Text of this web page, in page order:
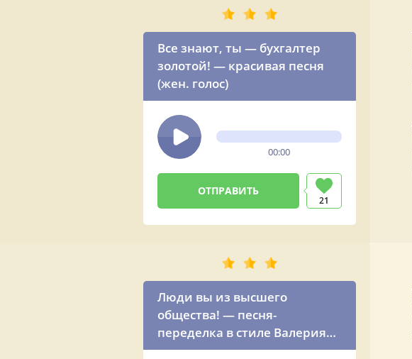
Все знают, ты — бухгалтер
золотой! — красивая песня
(жен. голос)
00:00
21
Люди вы из высшего
общества! — песня-
переделка в стиле Валерия
Меладзе